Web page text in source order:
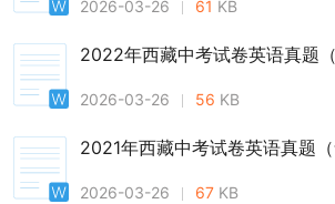
2026-03-26 61 KB
2022年西藏中考试卷英语真题（
2026-03-26 56 KB
2021年西藏中考试卷英语真题（
2026-03-26 67 KB